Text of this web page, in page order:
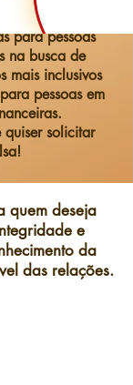
para pessoas
na busca de
mais inclusivos
pessoas em
quiser solicitar
quem deseja
e
da
das relações.